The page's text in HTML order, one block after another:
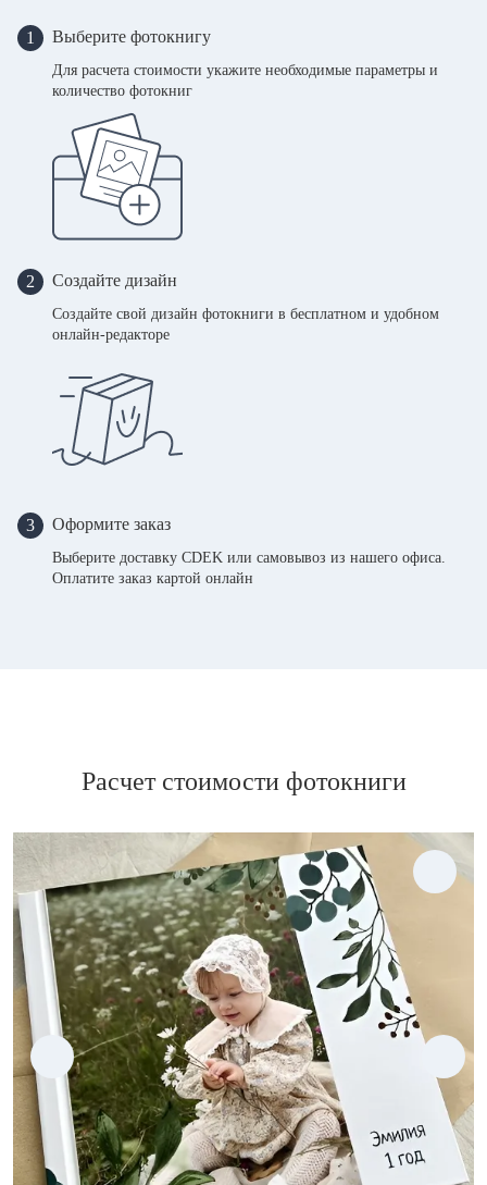
1 Выберите фотокнигу
Для расчета стоимости укажите необходимые параметры и
количество фотокниг
2 Создайте дизайн
Создайте свой дизайн фотокниги в бесплатном и удобном
онлайн-редакторе
3 Оформите заказ
Выберите доставку CDEK или самовывоз из нашего офиса.
Оплатите заказ картой онлайн
Расчет стоимости фотокниги